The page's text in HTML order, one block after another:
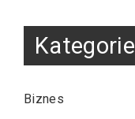
Kategorie
Biznes